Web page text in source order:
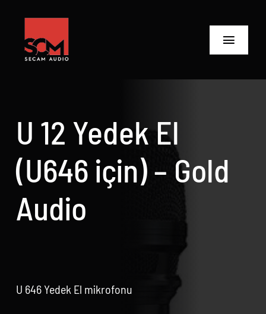
content
Toggle
Biz Kimiz
Neler Yaptık
Neler Yapıyoruz?
U 12 Yedek El
(U646 için) – Gold
Audio
U 646 Yedek El mikrofonu